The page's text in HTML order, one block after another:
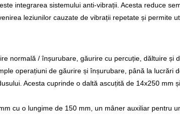
integrarea sistemului anti-vibrații. Acesta reduce
leziunilor cauzate de vibrații repetate și permite
normală / înșurubare, găurire cu percuție, dăltuire și
operațiuni de găurire și înșurubare, până la lucrări
Acesta cuprinde o daltă ascuțită de 14x250 mm
cu o lungime de 150 mm, un mâner auxiliar pentru